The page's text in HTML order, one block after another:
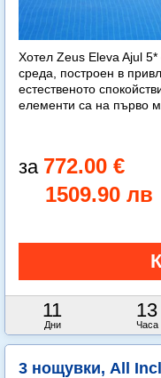
Хотел Zeus Eleva Ajul
среда, построен в
естественото
елементи са на първо
772.00 €
1509.90 лв
11
Дни
13
Часа
3 нощувки, All